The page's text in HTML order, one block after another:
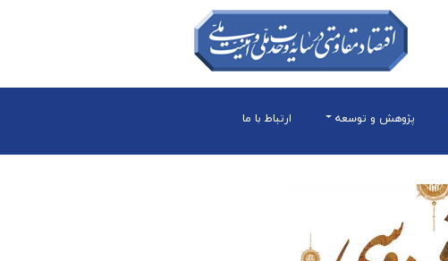
پژوهش و توسعه ارتباط با ما